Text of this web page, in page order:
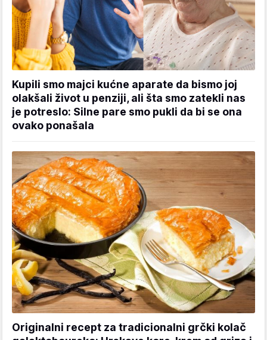
Kupili smo majci kućne aparate da bismo joj
olakšali život u penziji, ali šta smo zatekli nas
je potreslo: Silne pare smo pukli da bi se ona
ovako ponašala
Originalni recept za tradicionalni grčki kolač